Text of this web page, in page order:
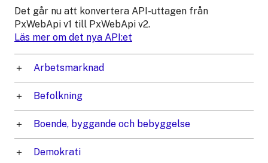
Det går nu att konvertera API-uttagen från
PxWebApi v1 till PxWebApi v2.
Läs mer om det nya API:et
Arbetsmarknad
Befolkning
Boende, byggande och bebyggelse
Demokrati